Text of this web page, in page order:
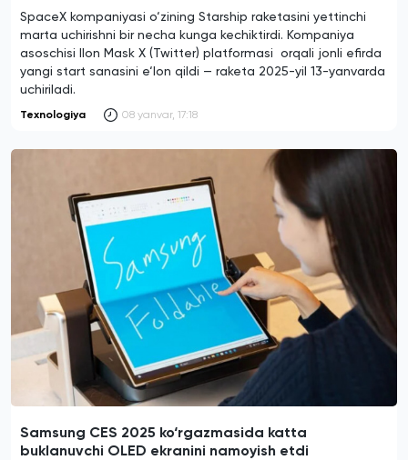
SpaceX kompaniyasi o‘zining Starship raketasini yettinchi
marta uchirishni bir necha kunga kechiktirdi. Kompaniya
asoschisi Ilon Mask X (Twitter) platformasi orqali jonli efirda
yangi start sanasini e‘lon qildi — raketa 2025-yil 13-yanvarda
uchiriladi.
Texnologiya 08 yanvar, 17:18
Samsung CES 2025 ko‘rgazmasida katta
buklanuvchi OLED ekranini namoyish etdi